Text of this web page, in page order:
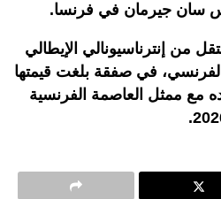
سان جيرمان في فرنسا.
من إنترناسيونالي الإيطالي
في صفقة بلغت قيمتها
مع ممثل العاصمة الفرنسية